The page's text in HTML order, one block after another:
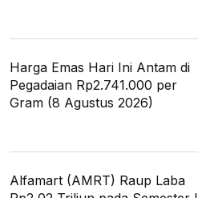
Harga Emas Hari Ini Antam di
Pegadaian Rp2.741.000 per
Gram (8 Agustus 2026)
Alfamart (AMRT) Raup Laba